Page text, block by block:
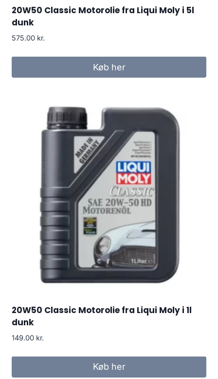
20W50 Classic Motorolie fra Liqui Moly i 5l
dunk
575.00 kr.
Køb her
20W50 Classic Motorolie fra Liqui Moly i 1l
dunk
149.00 kr.
Køb her